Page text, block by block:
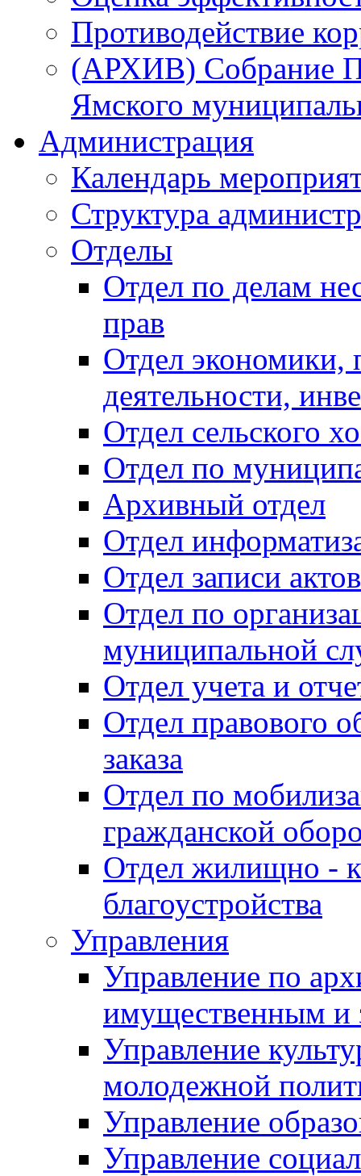
Противодействие
(АРХИВ) Собрание
Ямского
Администрация
Календарь
Структура
Отделы
Отдел по делам
прав
Отдел экономики,
деятельности,
Отдел сельского
Отдел по
Архивный отдел
Отдел
Отдел записи
Отдел по
муниципальной
Отдел учета и
Отдел правового
заказа
Отдел по
гражданской
Отдел жилищно -
благоустройства
Управления
Управление по
имущественным и
Управление
молодежной
Управление
Управление